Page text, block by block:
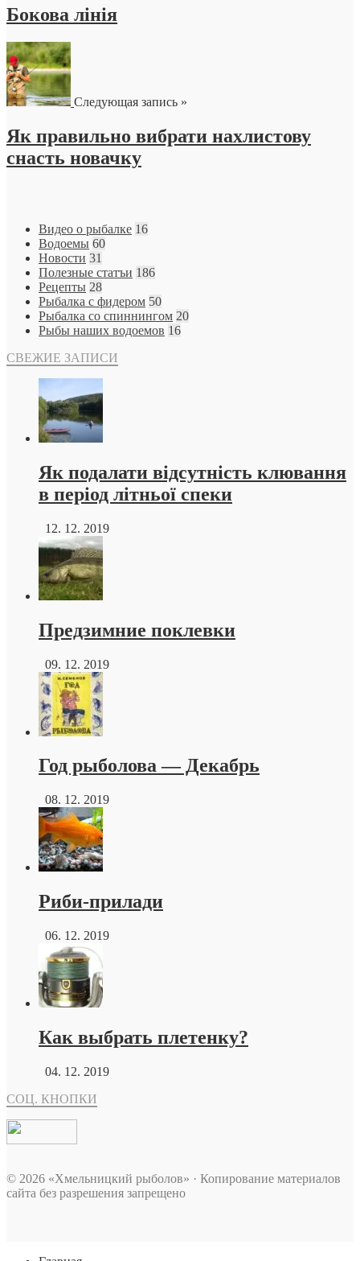
Бокова лінія
Следующая запись »
Як правильно вибрати нахлистову
снасть новачку
Видео о рыбалке 16
Водоемы 60
Новости 31
Полезные статъи 186
Рецепты 28
Рыбалка с фидером 50
Рыбалка со спиннингом 20
Рыбы наших водоемов 16
СВЕЖИЕ ЗАПИСИ
Як подалати відсутність клювання
в період літньої спеки
12. 12. 2019
Предзимние поклевки
09. 12. 2019
Год рыболова — Декабрь
08. 12. 2019
Риби-прилади
06. 12. 2019
Как выбрать плетенку?
04. 12. 2019
СОЦ. КНОПКИ
© 2026 «Хмельницкий рыболов» · Копирование материалов
сайта без разрешения запрещено